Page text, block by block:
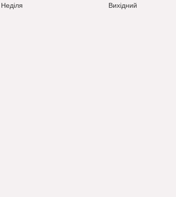
Неділя
Вихідний